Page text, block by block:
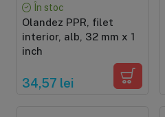
În stoc
Olandez PPR, filet
interior, alb, 32 mm x 1
inch
34,57 lei